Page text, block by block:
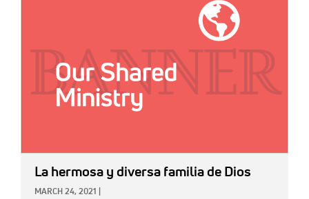
La hermosa y diversa familia de Dios
MARCH 24, 2021